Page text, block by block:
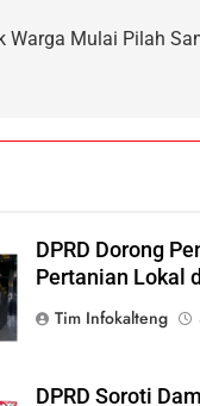
Warga Mulai Pilah
DPRD Dorong
Pertanian Lokal
Tim Infokalteng
DPRD Soroti